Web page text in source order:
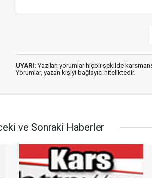
UYARI: Yazılan yorumlar hiçbir şekilde
Yorumlar, yazan kişiyi bağlayıcı niteliktedir.
ve Sonraki Haberler